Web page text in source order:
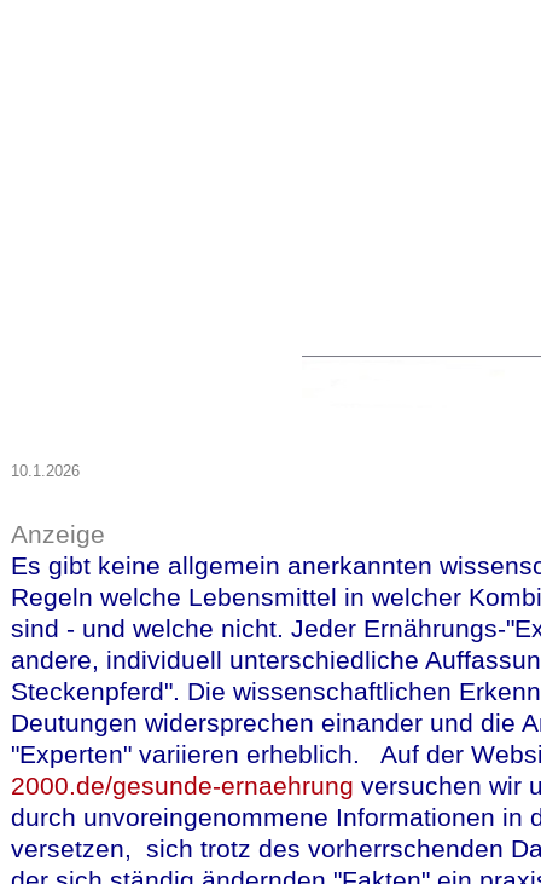
10.1.2026
Anzeige
Es gibt keine allgemein anerkannten
Regeln welche Lebensmittel in welcher
sind - und welche nicht. Jeder Ernährungs-
andere, individuell unterschiedliche
Steckenpferd". Die wissenschaftlichen
Deutungen widersprechen einander und die
"Experten" variieren erheblich. Auf der
2000.de/gesunde-ernaehrung versuchen wir
durch unvoreingenommene Informationen in
versetzen, sich trotz des vorherrschenden